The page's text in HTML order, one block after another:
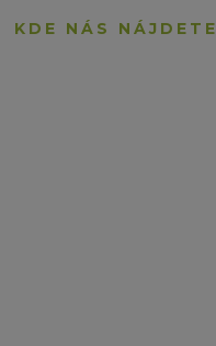
KDE NÁS NÁJDETE